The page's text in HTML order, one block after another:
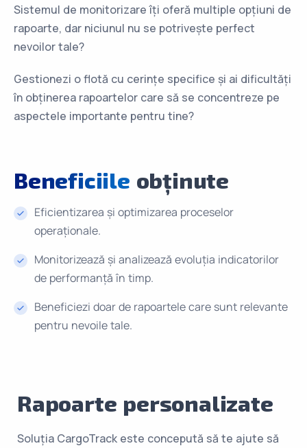
Rapoarte personalizate
Soluția CargoTrack este concepută să te ajute să
Sistemul de monitorizare îți oferă multiple opțiuni de
rapoarte, dar niciunul nu se potrivește perfect
nevoilor tale?
Gestionezi o flotă cu cerințe specifice și ai dificultăți
în obținerea rapoartelor care să se concentreze pe
aspectele importante pentru tine?
Beneficiile obținute
Eficientizarea și optimizarea proceselor
operaționale.
Monitorizează și analizează evoluția indicatorilor
de performanță în timp.
Beneficiezi doar de rapoartele care sunt relevante
pentru nevoile tale.